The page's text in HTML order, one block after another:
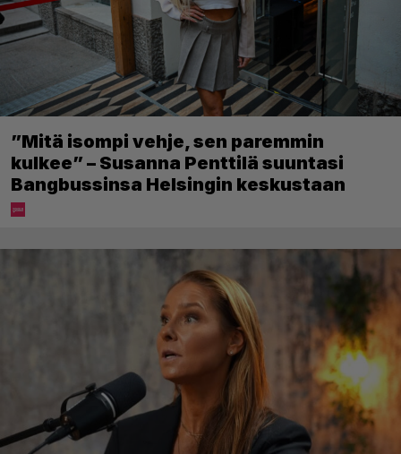
”Mitä isompi vehje, sen paremmin
kulkee” – Susanna Penttilä suuntasi
Bangbussinsa Helsingin keskustaan